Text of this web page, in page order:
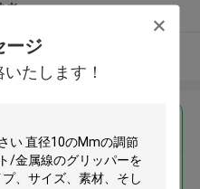
ージ
たします！
者
下さい
の調節可能な航空機